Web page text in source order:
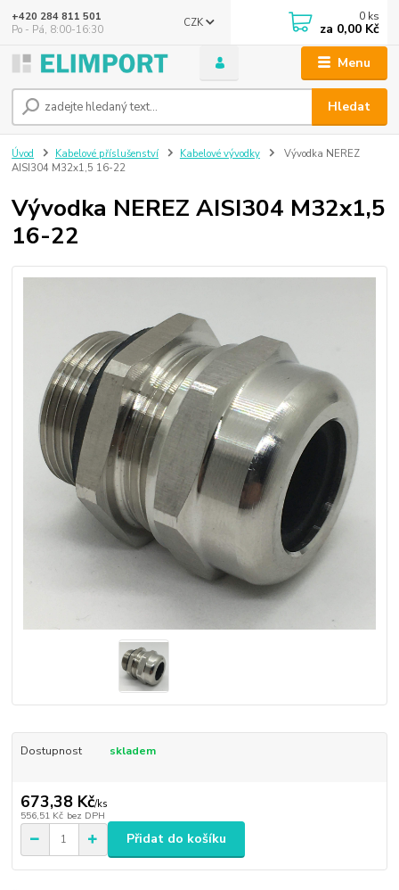
Menu
CZK
Hledat
+420 284 811 501
Po - Pá, 8:00-16:30
0 ks
za 0,00 Kč
Úvod Kabelové příslušenství Kabelové vývodky
Vývodka NEREZ
AISI304 M32x1,5 16-22
Vývodka NEREZ AISI304 M32x1,5
16-22
Dostupnost skladem
673,38 Kč/ks
556,51 Kč bez DPH
Přidat do košíku